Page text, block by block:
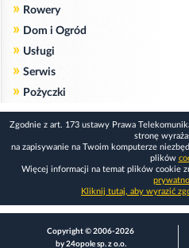
» Rowery
» Dom i Ogród
» Usługi
» Serwis
» Pożyczki
Zgodnie z art. 173 ustawy Prawa
stronę
na zapisywanie na Twoim komputerze
plików
Więcej informacji na temat plików cookie
Kliknij tutaj, aby wyrazić
Copyright © 2006-2026
by 24opole sp. z o.o.